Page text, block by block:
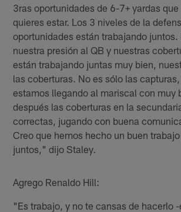
3ras oportunidades de 6-7+ yardas que
quieres estar. Los 3 niveles de la
oportunidades están trabajando juntos.
nuestra presión al QB y nuestras
están trabajando juntas muy bien,
las coberturas. No es sólo las
estamos llegando al mariscal con muy
después las coberturas en la
correctas, jugando con buena
Creo que hemos hecho un buen
juntos," dijo Staley.
Agrego Renaldo Hill:
"Es trabajo, y no te cansas de hacerlo